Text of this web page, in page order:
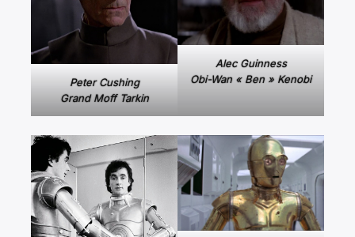
Peter Cushing
Grand Moff Tarkin
Alec Guinness
Obi-Wan « Ben » Kenobi